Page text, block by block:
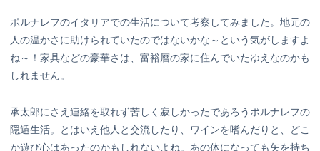
ポルナレフのイタリアでの生活について考察してみました。地元の
人の温かさに助けられていたのではないかな～という気がしますよ
ね～！家具などの豪華さは、富裕層の家に住んでいたゆえなのかも
しれません。
承太郎にさえ連絡を取れず苦しく寂しかったであろうポルナレフの
隠遁生活。とはいえ他人と交流したり、ワインを嗜んだりと、どこ
か遊び心はあったのかもしれないよね。あの体になっても矢を持ち